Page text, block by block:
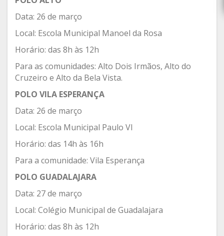
Data: 26 de março
Local: Escola Municipal Manoel da Rosa
Horário: das 8h às 12h
Para as comunidades: Alto Dois Irmãos, Alto do
Cruzeiro e Alto da Bela Vista.
POLO VILA ESPERANÇA
Data: 26 de março
Local: Escola Municipal Paulo VI
Horário: das 14h às 16h
Para a comunidade: Vila Esperança
POLO GUADALAJARA
Data: 27 de março
Local: Colégio Municipal de Guadalajara
Horário: das 8h às 12h